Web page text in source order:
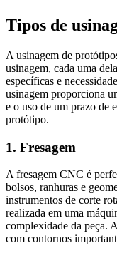
Tipos de
A usinagem de
usinagem, cada uma
específicas e
usinagem proporciona
e o uso de um prazo de
protótipo.
1. Fresagem
A fresagem CNC é
bolsos, ranhuras e
instrumentos de corte
realizada em uma
complexidade da peça.
com contornos